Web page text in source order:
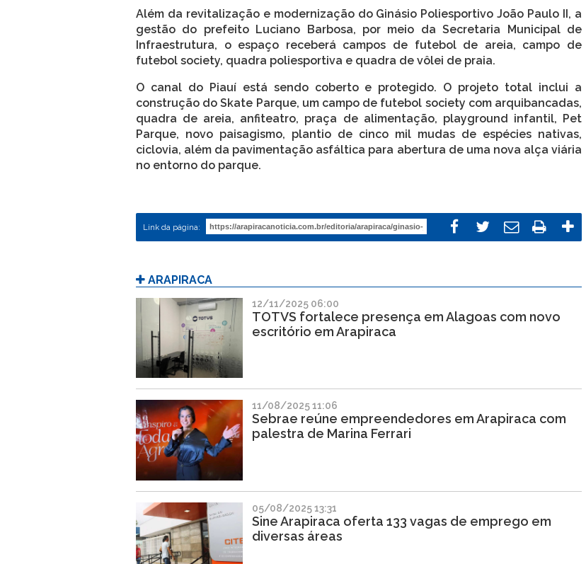
Além da revitalização e modernização do Ginásio Poliesportivo João Paulo II, a
gestão do prefeito Luciano Barbosa, por meio da Secretaria Municipal de
Infraestrutura, o espaço receberá campos de futebol de areia, campo de
futebol society, quadra poliesportiva e quadra de vôlei de praia.
O canal do Piauí está sendo coberto e protegido. O projeto total inclui a
construção do Skate Parque, um campo de futebol society com arquibancadas,
quadra de areia, anfiteatro, praça de alimentação, playground infantil, Pet
Parque, novo paisagismo, plantio de cinco mil mudas de espécies nativas,
ciclovia, além da pavimentação asfáltica para abertura de uma nova alça viária
no entorno do parque.
Link da página:
ARAPIRACA
12/11/2025 06:00
TOTVS fortalece presença em Alagoas com novo
escritório em Arapiraca
11/08/2025 11:06
Sebrae reúne empreendedores em Arapiraca com
palestra de Marina Ferrari
05/08/2025 13:31
Sine Arapiraca oferta 133 vagas de emprego em
diversas áreas